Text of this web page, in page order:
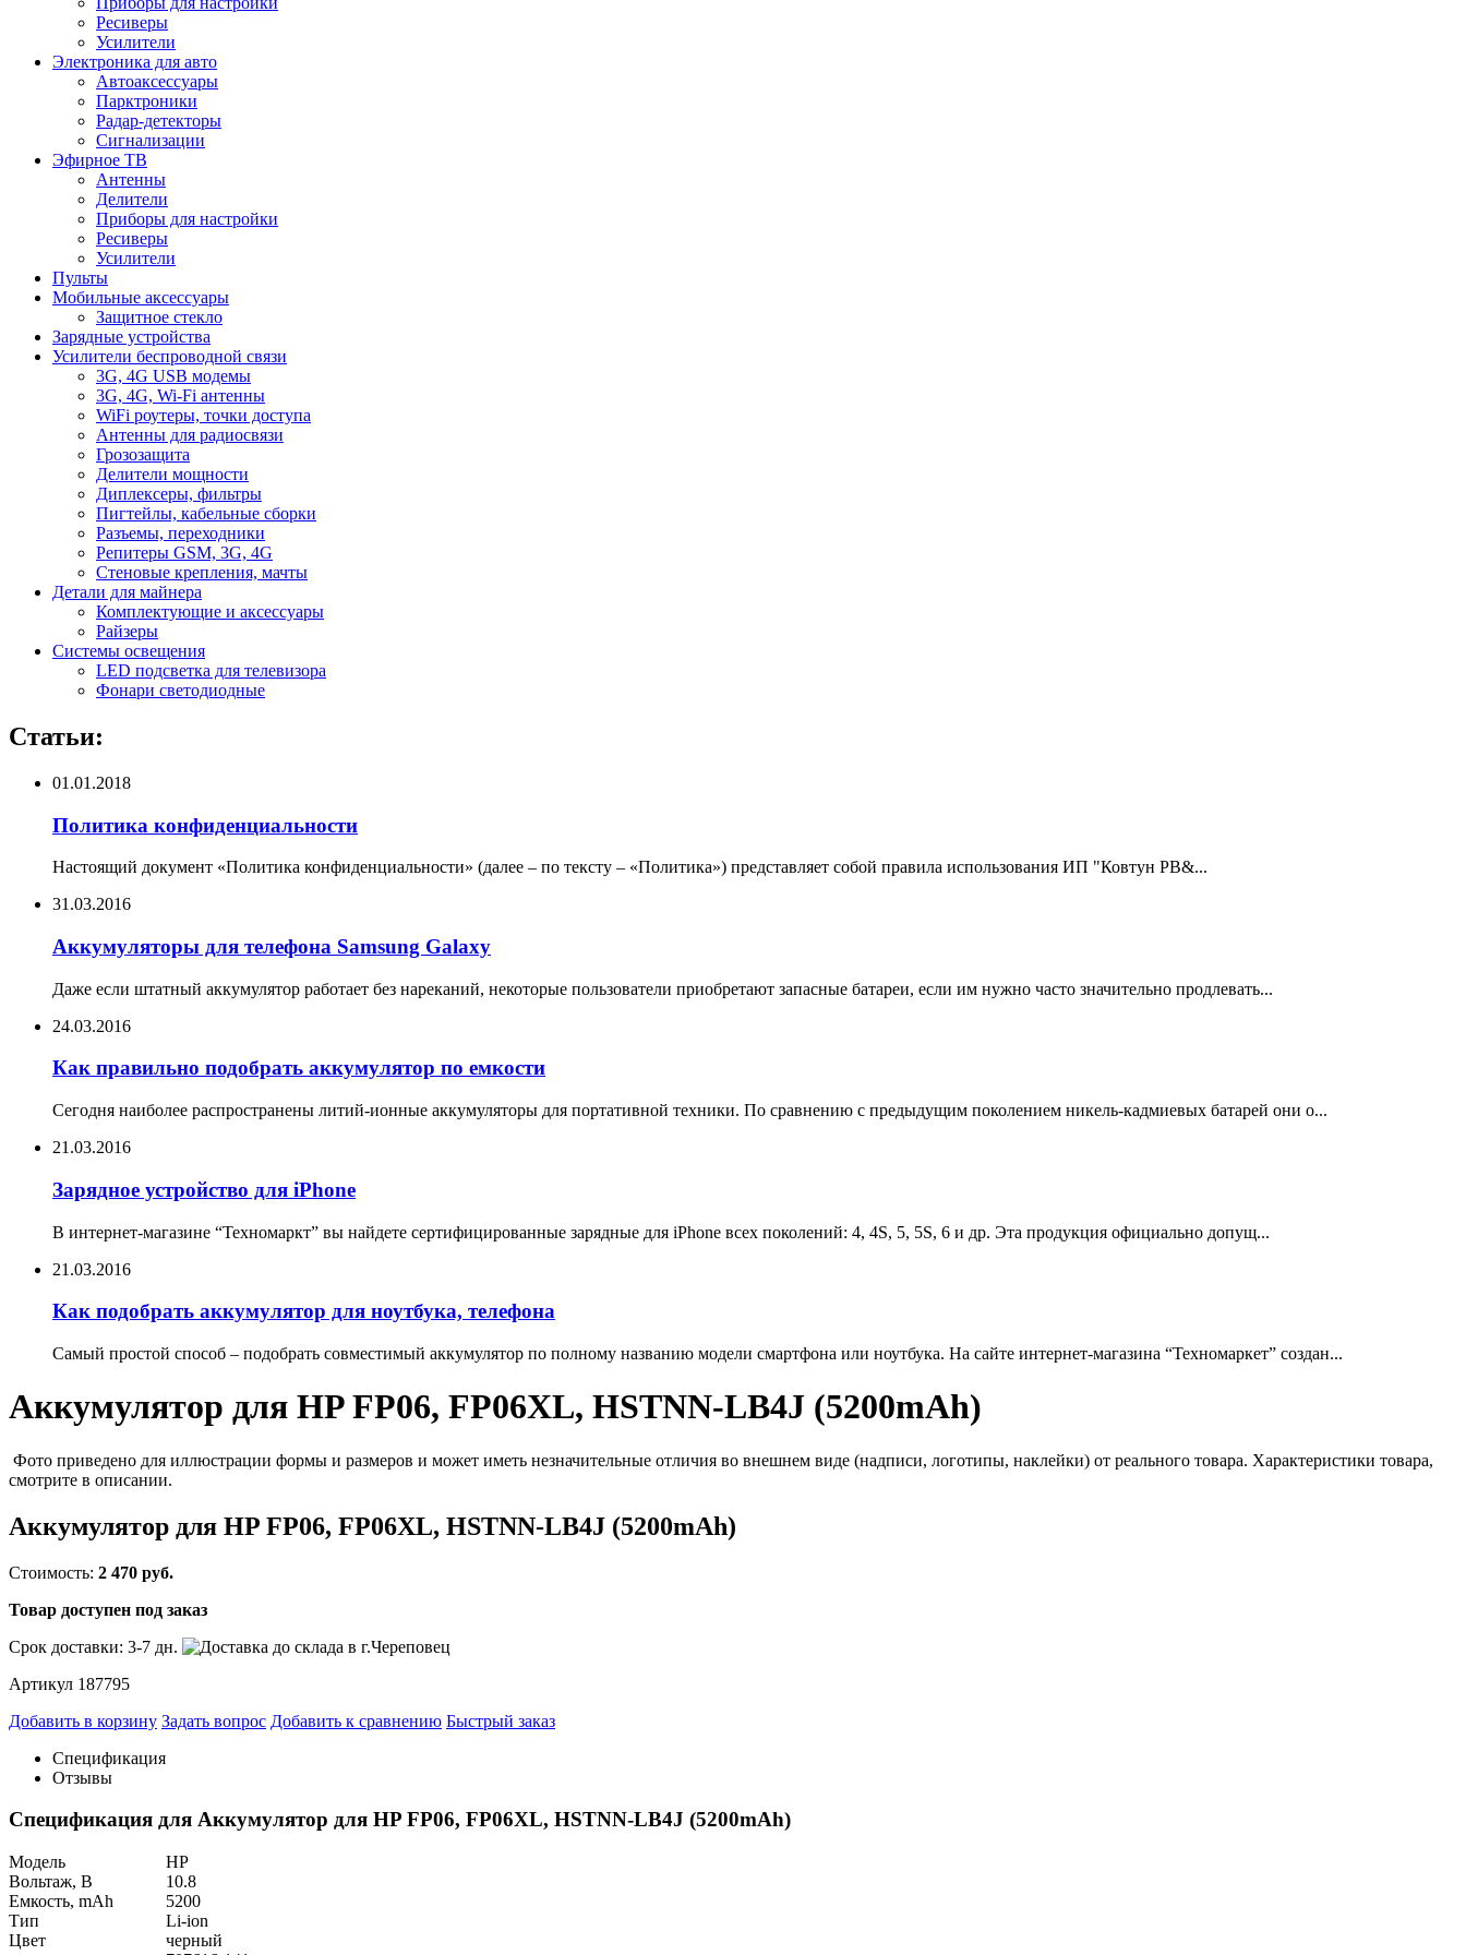
Ресиверы
Усилители
Электроника для авто
Автоаксессуары
Парктроники
Радар-детекторы
Сигнализации
Эфирное ТВ
Антенны
Делители
Приборы для настройки
Ресиверы
Усилители
Пульты
Мобильные аксессуары
Защитное стекло
Зарядные устройства
Усилители беспроводной связи
3G, 4G USB модемы
3G, 4G, Wi-Fi антенны
WiFi роутеры, точки доступа
Антенны для радиосвязи
Грозозащита
Делители мощности
Диплексеры, фильтры
Пигтейлы, кабельные сборки
Разъемы, переходники
Репитеры GSM, 3G, 4G
Стеновые крепления, мачты
Детали для майнера
Комплектующие и аксессуары
Райзеры
Системы освещения
LED подсветка для телевизора
Фонари светодиодные
Статьи:
01.01.2018
Политика конфиденциальности
Настоящий документ «Политика конфиденциальности» (далее – по тексту – «Политика») представляет собой правила использования ИП "Ковтун РВ&...
31.03.2016
Аккумуляторы для телефона Samsung Galaxy
Даже если штатный аккумулятор работает без нареканий, некоторые пользователи приобретают запасные батареи, если им нужно часто значительно продлевать...
24.03.2016
Как правильно подобрать аккумулятор по емкости
Сегодня наиболее распространены литий-ионные аккумуляторы для портативной техники. По сравнению с предыдущим поколением никель-кадмиевых батарей они о...
21.03.2016
Зарядное устройство для iPhone
В интернет-магазине “Техномаркт” вы найдете сертифицированные зарядные для iPhone всех поколений: 4, 4S, 5, 5S, 6 и др. Эта продукция официально допущ...
21.03.2016
Как подобрать аккумулятор для ноутбука, телефона
Самый простой способ – подобрать совместимый аккумулятор по полному названию модели смартфона или ноутбука. На сайте интернет-магазина “Техномаркет” создан...
Аккумулятор для HP FP06, FP06XL, HSTNN-LB4J (5200mAh)
Фото приведено для иллюстрации формы и размеров и может иметь незначительные отличия во внешнем виде (надписи, логотипы, наклейки) от реального товара. Характеристики товара,
смотрите в описании.
Аккумулятор для HP FP06, FP06XL, HSTNN-LB4J (5200mAh)
Стоимость: 2 470 руб.
Товар доступен под заказ
Срок доставки: 3-7 дн.
Артикул 187795
Добавить в корзину Задать вопрос Добавить к сравнению Быстрый заказ
Спецификация
Отзывы
Спецификация для Аккумулятор для HP FP06, FP06XL, HSTNN-LB4J (5200mAh)
Модель
HP
Вольтаж, В
10.8
Емкость, mAh
5200
Тип
Li-ion
Цвет
черный